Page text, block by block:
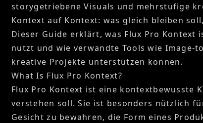
storygetriebene Visuals und mehrstufige
Kontext auf Kontext: was gleich bleiben
Dieser Guide erklärt, was Flux Pro
nutzt und wie verwandte Tools wie Image-
kreative Projekte unterstützen können.
What Is Flux Pro Kontext?
Flux Pro Kontext ist eine kontextbewusste
verstehen soll. Sie ist besonders nützlich
Gesicht zu bewahren, die Form eines